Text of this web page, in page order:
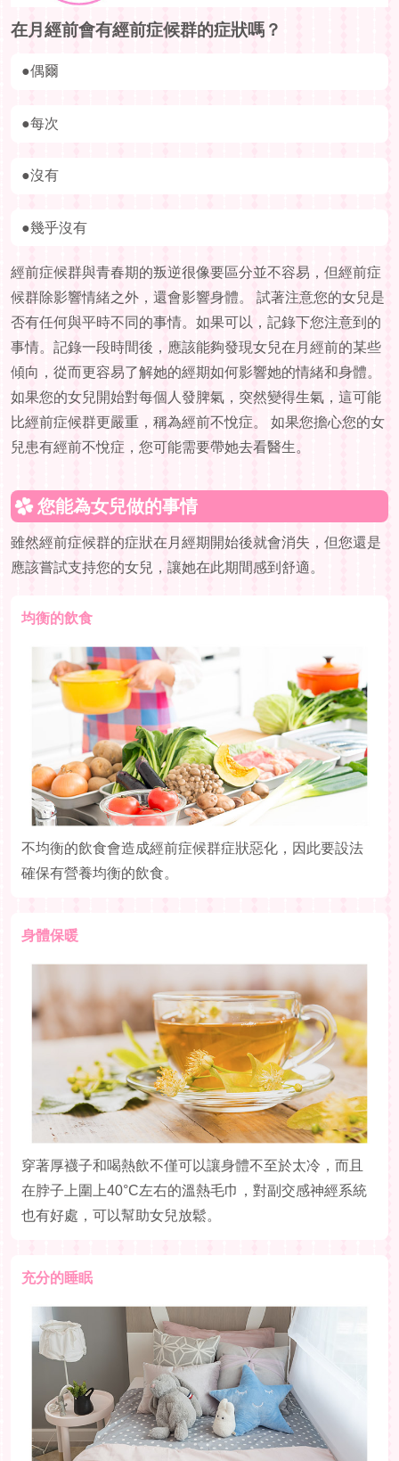
在月經前會有經前症候群的症狀嗎？
●偶爾
●每次
●沒有
●幾乎沒有
經前症候群與青春期的叛逆很像要區分並不容易，但經前症
候群除影響情緒之外，還會影響身體。 試著注意您的女兒是
否有任何與平時不同的事情。如果可以，記錄下您注意到的
事情。記錄一段時間後，應該能夠發現女兒在月經前的某些
傾向，從而更容易了解她的經期如何影響她的情緒和身體。
如果您的女兒開始對每個人發脾氣，突然變得生氣，這可能
比經前症候群更嚴重，稱為經前不悅症。 如果您擔心您的女
兒患有經前不悅症，您可能需要帶她去看醫生。
您能為女兒做的事情
雖然經前症候群的症狀在月經期開始後就會消失，但您還是
應該嘗試支持您的女兒，讓她在此期間感到舒適。
均衡的飲食
不均衡的飲食會造成經前症候群症狀惡化，因此要設法
確保有營養均衡的飲食。
身體保暖
穿著厚襪子和喝熱飲不僅可以讓身體不至於太冷，而且
在脖子上圍上40°C左右的溫熱毛巾，對副交感神經系統
也有好處，可以幫助女兒放鬆。
充分的睡眠